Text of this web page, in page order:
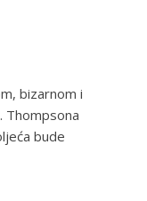
bizarnom i
Thompsona
bude